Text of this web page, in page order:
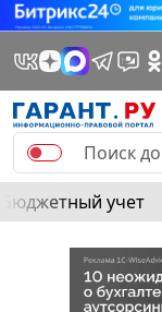
Бюджетный учет